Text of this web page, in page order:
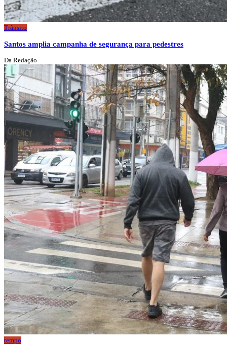
Trânsito
Santos amplia campanha de segurança para pedestres
Da Redação
tempo